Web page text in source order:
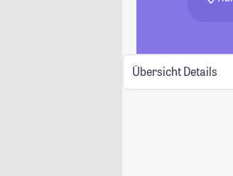
Übersicht Details